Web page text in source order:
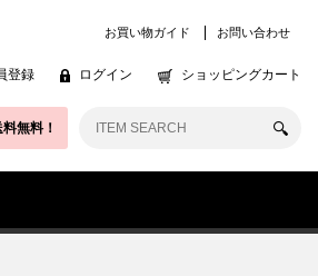
お買い物ガイド お問い合わせ
登録 ログイン ショッピングカート
無料！